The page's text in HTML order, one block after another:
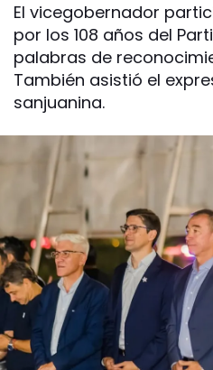
El vicegobernador
por los 108 años del
palabras de
También asistió el
sanjuanina.